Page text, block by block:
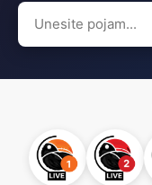
Search
for: